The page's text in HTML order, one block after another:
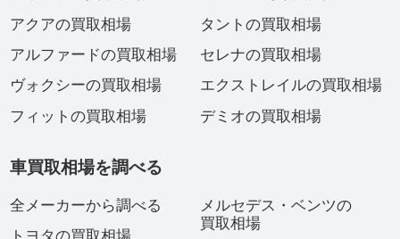
アクアの買取相場
アルファードの買取相場
ヴォクシーの買取相場
フィットの買取相場
タントの買取相場
セレナの買取相場
エクストレイルの買取相場
デミオの買取相場
車買取相場を調べる
全メーカーから調べる
メルセデス・ベンツの
買取相場